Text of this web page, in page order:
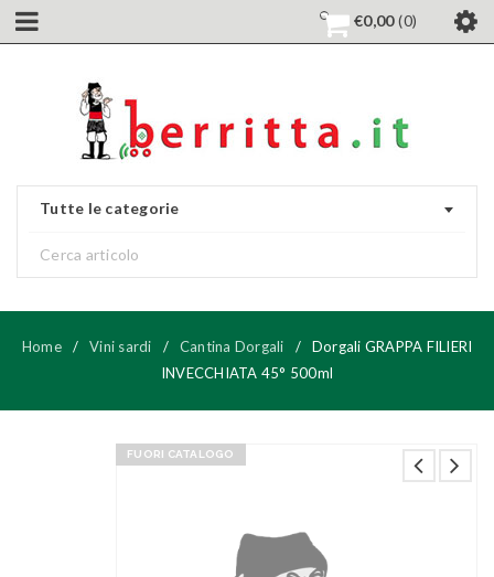
€0,00 0
Tutte le categorie
Home / Vini sardi / Cantina Dorgali /
Dorgali GRAPPA FILIERI
INVECCHIATA 45° 500ml
FUORI CATALOGO